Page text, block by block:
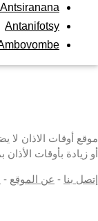
Antsiranana
Antanifotsy
موقع أوقات الاذان لا
أو زيادة بأوقات الأذان
إتصل بنا - عن الموقع -